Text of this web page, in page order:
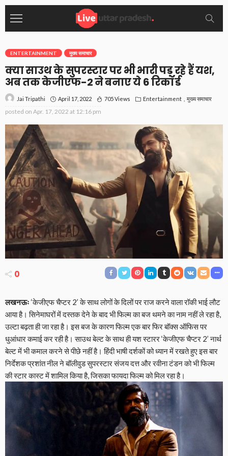
ENTERTAINMENT मुख्य समाचार
क्या साउथ के सुपरस्टार पर भी भारी पड़ रहे हैं यश,
अब तक केजीएफ-2 ने बनाए ये 6 रिकॉर्ड
Jai Tripathi April 17, 2022 705 Views Entertainment मुख्य समाचार
posted on Apr. 17, 2022 at 12:16 pm
0
लखनऊः ‘केजीएफ चैप्टर 2’ के साथ लोगों के दिलों पर राज करने वाला रॉकी भाई लौट
आया है। सिनेमाघरों में दस्तक देने के बाद भी फिल्म का बज थमने का नाम नहीं ले रहा है,
उल्टा बढ़ता ही जा रहा है। इस बज के कारण फिल्म एक बार फिर बॉक्स ऑफिस पर
धुआंधार कमाई कर रही है। साउथ बेल्ट के साथ ही यश स्टारर ‘केजीएफ चैप्टर 2’ नार्थ
बेल्ट में भी कमाल करने से पीछे नहीं है। हिंदी भाषी दर्शकों को ध्यान में रखते हुए इस बार
निर्देशक प्रशांत नील ने बॉलीवुड सुपरस्टार संजय दत्त और रवीना टंडन को भी फिल्म
की स्टार कास्ट में शामिल किया है, जिसका फायदा फिल्म को मिल रहा है।